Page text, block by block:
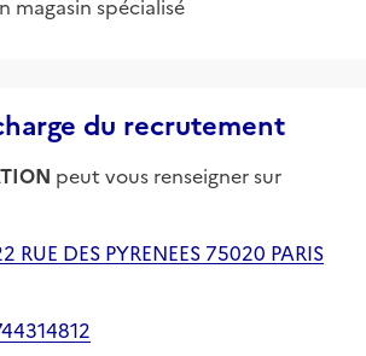
magasin spécialisé
du recrutement
peut vous renseigner sur
RUE DES PYRENEES 75020 PARIS